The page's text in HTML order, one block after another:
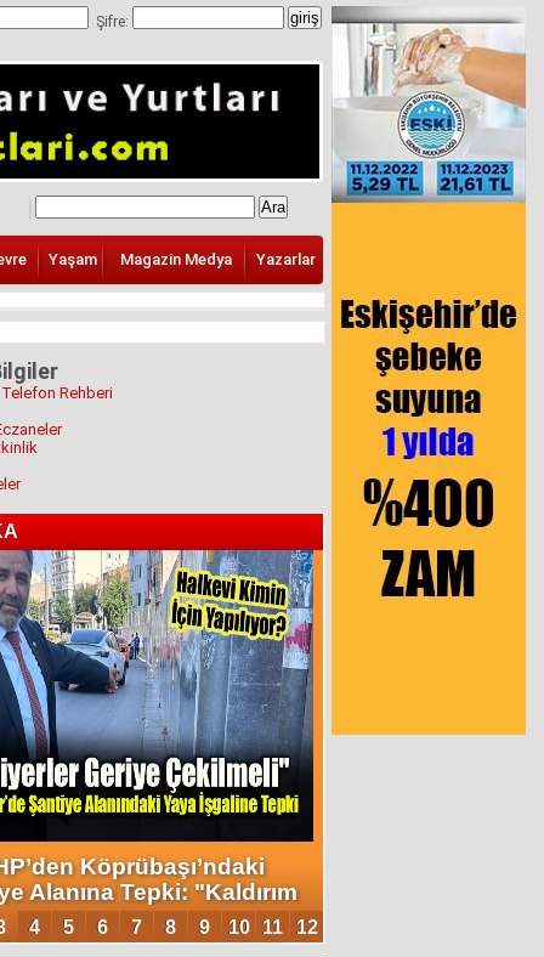
Şifre:
Yaşam Magazin Medya Yazarlar
Rehberi